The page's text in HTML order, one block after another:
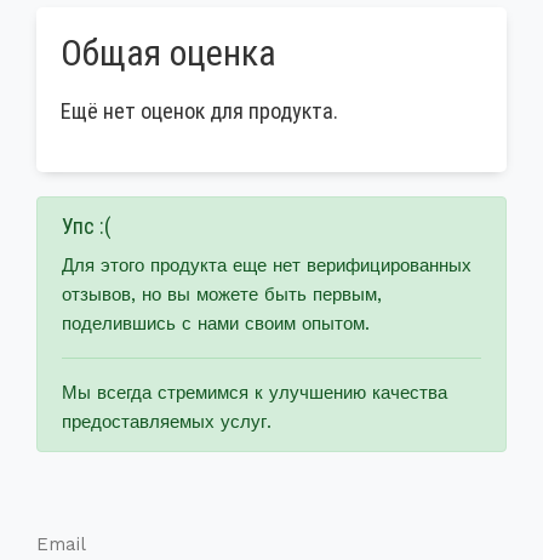
Общая оценка
Ещё нет оценок для продукта.
Упс :(
Для этого продукта еще нет верифицированных
отзывов, но вы можете быть первым,
поделившись с нами своим опытом.
Мы всегда стремимся к улучшению качества
предоставляемых услуг.
Email